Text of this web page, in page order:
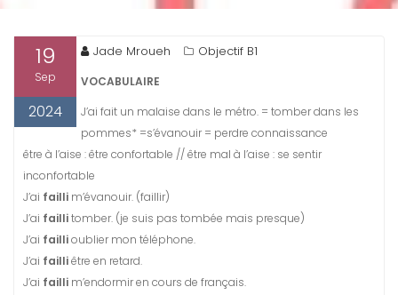
19
Sep
2024
Jade Mroueh Objectif B1
VOCABULAIRE
J’ai fait un malaise dans le métro. = tomber dans les
pommes* =s’évanouir = perdre connaissance
être à l’aise : être confortable // être mal à l’aise : se sentir
inconfortable
J’ai failli m’évanouir. (faillir)
J’ai faillitomber. (je suis pas tombée mais presque)
J’ai faillioublier mon téléphone.
J’ai failliêtre en retard.
J’ai failli m’endormir en cours de français.